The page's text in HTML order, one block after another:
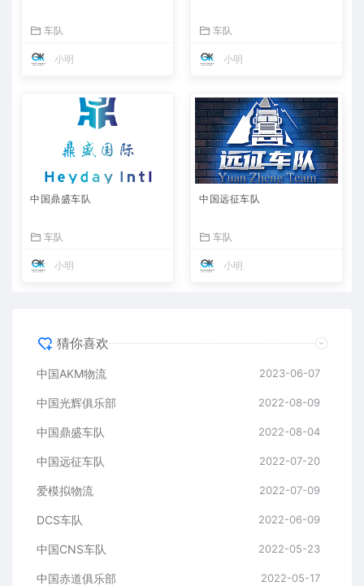
车队
小明
车队
小明
中国鼎盛车队
车队
小明
中国远征车队
车队
小明
猜你喜欢
中国AKM物流 2023-06-07
中国光辉俱乐部 2022-08-09
中国鼎盛车队 2022-08-04
中国远征车队 2022-07-20
爱模拟物流 2022-07-09
DCS车队 2022-06-09
中国CNS车队 2022-05-23
中国赤道俱乐部 2022-05-17